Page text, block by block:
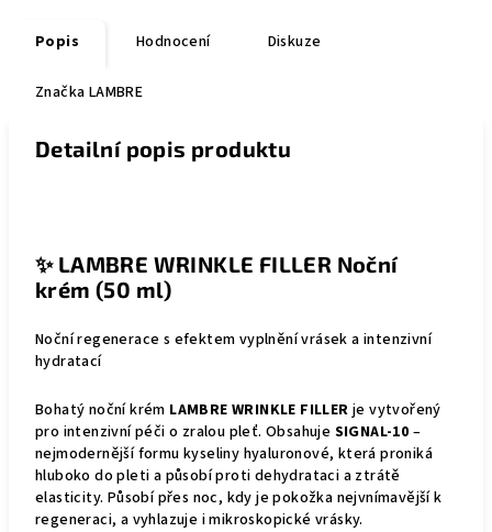
Popis Hodnocení Diskuze
Značka LAMBRE
Detailní popis produktu
✨ LAMBRE WRINKLE FILLER Noční
krém (50 ml)
Noční regenerace s efektem vyplnění vrásek a intenzivní
hydratací
Bohatý noční krém LAMBRE WRINKLE FILLERje vytvořený
pro intenzivní péči o zralou pleť. Obsahuje SIGNAL-10 –
nejmodernější formu kyseliny hyaluronové, která proniká
hluboko do pleti a působí proti dehydrataci a ztrátě
elasticity. Působí přes noc, kdy je pokožka nejvnímavější k
regeneraci, a vyhlazuje i mikroskopické vrásky.